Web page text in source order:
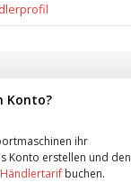
Konto?
ihr
Konto erstellen und den
Händlertarif buchen.